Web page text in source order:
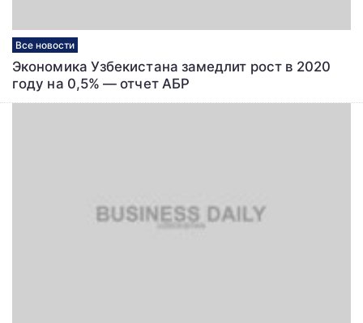
Все новости
Экономика Узбекистана замедлит рост в 2020
году на 0,5% — отчет АБР